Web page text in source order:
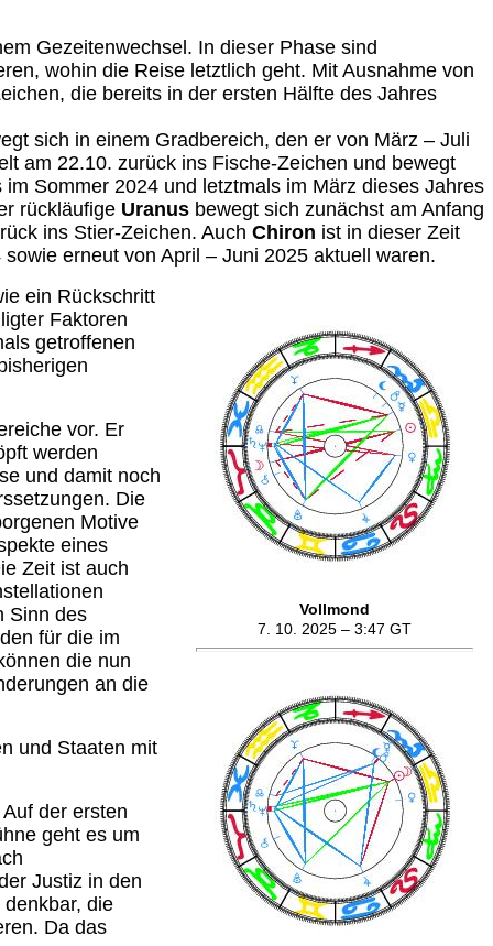
Gezeitenwechsel. In dieser Phase sind
wohin die Reise letztlich geht. Mit Ausnahme von
die bereits in der ersten Hälfte des Jahres
sich in einem Gradbereich, den er von März – Juli
am 22.10. zurück ins Fische-Zeichen und bewegt
Sommer 2024 und letztmals im März dieses Jahres
rückläufige Uranus bewegt sich zunächst am Anfang
ins Stier-Zeichen. Auch Chiron ist in dieser Zeit
erneut von April – Juni 2025 aktuell waren.
Vollmond
7. 10. 2025 – 3:47 GT
ein Rückschritt
Faktoren
getroffenen
vor. Er
werden
und damit noch
Die
Motive
eines
Zeit ist auch
Sinn des
für die im
die nun
an die
und Staaten mit
der ersten
geht es um
Justiz in den
die
Da das